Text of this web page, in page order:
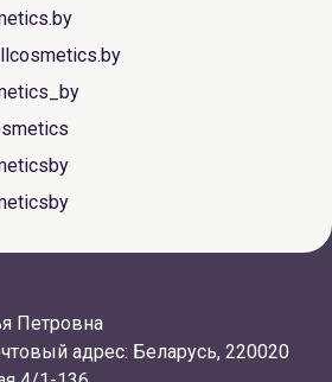
Петровна
адрес: Беларусь, 220020